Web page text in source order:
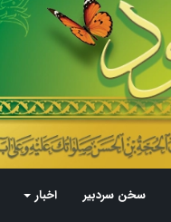
سخن سردبیر اخبار